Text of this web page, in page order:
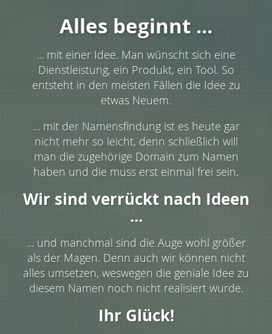
Alles beginnt ...
... mit einer Idee. Man wünscht sich eine
Dienstleistung, ein Produkt, ein Tool. So
entsteht in den meisten Fällen die Idee zu
etwas Neuem.
... mit der Namensfindung ist es heute gar
nicht mehr so leicht, denn schließlich will
man die zugehörige Domain zum Namen
haben und die muss erst einmal frei sein.
Wir sind verrückt nach Ideen
...
... und manchmal sind die Auge wohl größer
als der Magen. Denn auch wir können nicht
alles umsetzen, weswegen die geniale Idee zu
diesem Namen noch nicht realisiert wurde.
Ihr Glück!